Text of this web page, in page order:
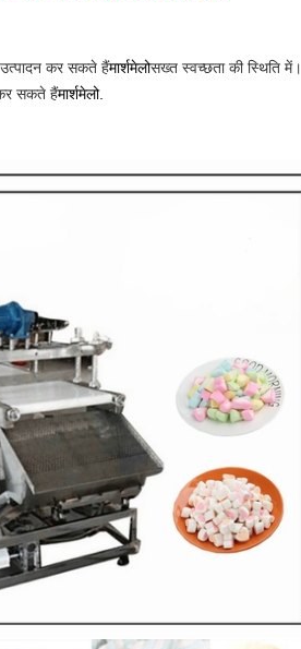
उत्पादन कर सकते हैंमार्शमेलोसख्त स्वच्छता की स्थिति में।
कर सकते हैंमार्शमेलो.